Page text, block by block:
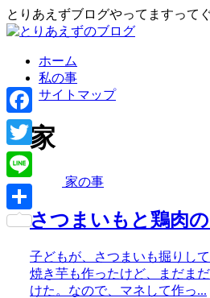
とりあえずブログやってますって
ホーム
私の事
サイトマップ
家
家の事
さつまいもと鶏肉
子どもが、さつまいも掘りし
焼き芋も作ったけど、まだま
けた。なので、マネして作っ...
Facebook
Twitter
Line
共